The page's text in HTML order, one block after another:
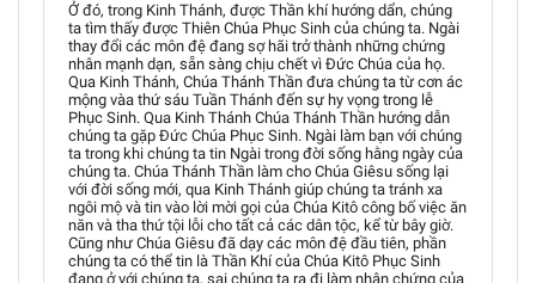
Ở đó, trong Kinh Thánh, được Thần khí hướng dẩn, chúng
ta tìm thấy được Thiên Chúa Phục Sinh của chúng ta. Ngài
thay đổi các môn đệ đang sợ hãi trở thành những chứng
nhân mạnh dạn, sẵn sàng chịu chết vì Đức Chúa của họ.
Qua Kinh Thánh, Chúa Thánh Thần đưa chúng ta từ cơn ác
mộng vàa thứ sáu Tuần Thánh đến sự hy vọng trong lễ
Phục Sinh. Qua Kinh Thánh Chúa Thánh Thần hướng dẫn
chúng ta gặp Đức Chúa Phục Sinh. Ngài làm bạn với chúng
ta trong khi chúng ta tin Ngài trong đời sống hằng ngày của
chúng ta. Chúa Thánh Thần làm cho Chúa Giêsu sống lại
với đời sống mới, qua Kinh Thánh giúp chúng ta tránh xa
ngôi mộ và tin vào lời mời gọi của Chúa Kitô công bố việc ăn
năn và tha thứ tội lỗi cho tất cả các dân tộc, kể từ bây giờ.
Cũng như Chúa Giêsu đã dạy các môn đệ đầu tiên, phần
chúng ta có thể tin là Thần Khí của Chúa Kitô Phục Sinh
đang ở với chúng ta, sai chúng ta ra đi làm nhân chứng của